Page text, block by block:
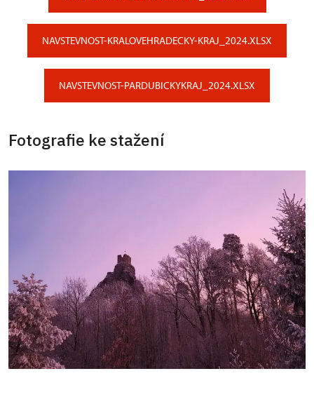
NAVSTEVNOST-KRALOVEHRADECKY-KRAJ_2024.XLSX
NAVSTEVNOST-PARDUBICKYKRAJ_2024.XLSX
Fotografie ke stažení